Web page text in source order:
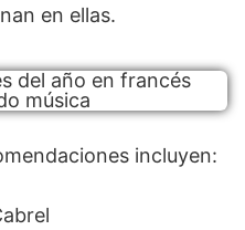
en ellas.
incluyen: